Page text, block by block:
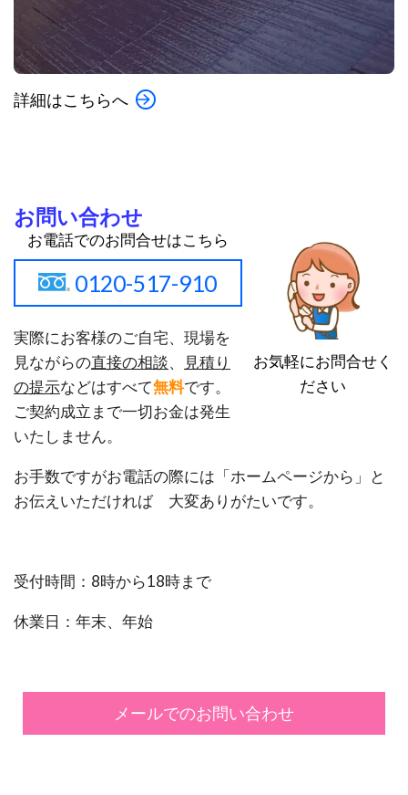
詳細はこちらへ
お問い合わせ
お気軽にお問合せく
ださい
お電話でのお問合せはこちら
0120-517-910
実際にお客様のご自宅、現場を
見ながらの直接の相談、
見積り
の提示などはすべて無料です。
ご契約成立まで一切お金は発生
いたしません。
お手数ですがお電話の際には「ホームページから」と
お伝えいただければ 大変ありがたいです。
受付時間：8時から18時まで
休業日：年末、年始
メールでのお問い合わせ